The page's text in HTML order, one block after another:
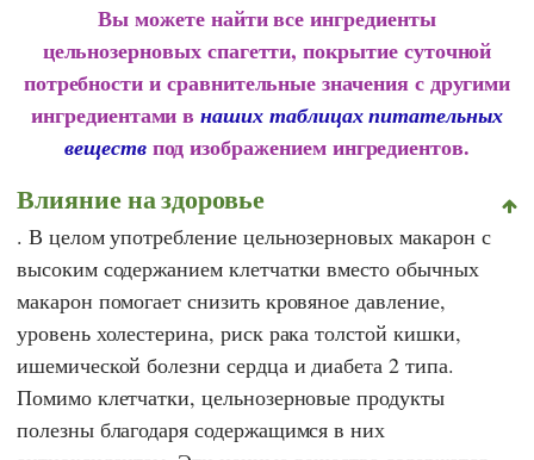
Вы можете найти все ингредиенты
цельнозерновых спагетти, покрытие суточной
потребности и сравнительные значения с другими
ингредиентами внаших таблицах питательных
веществпод изображением ингредиентов.
Влияние на здоровье
. В целом употребление цельнозерновых макарон с
высоким содержанием клетчатки вместо обычных
макарон помогает снизить кровяное давление,
уровень холестерина, риск рака толстой кишки,
ишемической болезни сердца и диабета 2 типа.
Помимо клетчатки, цельнозерновые продукты
полезны благодаря содержащимся в них